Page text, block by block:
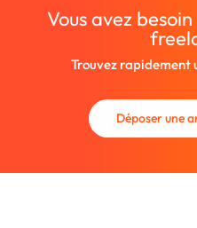
Vous avez
Trouvez rapidement
Déposer une